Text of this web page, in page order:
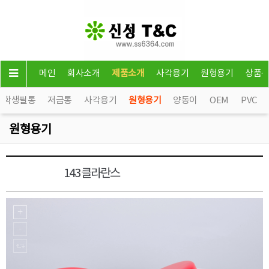
메인 회사소개 제품소개 사각용기 원형용기 상품
학생필통 저금통 사각용기 원형용기 양동이 OEM PVC
원형용기
143 클라란스